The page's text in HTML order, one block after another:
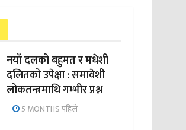
नयाँ दलको बहुमत र मधेशी
दलितको उपेक्षा : समावेशी
लोकतन्त्रमाथि गम्भीर प्रश्न
5 MONTHS पहिले